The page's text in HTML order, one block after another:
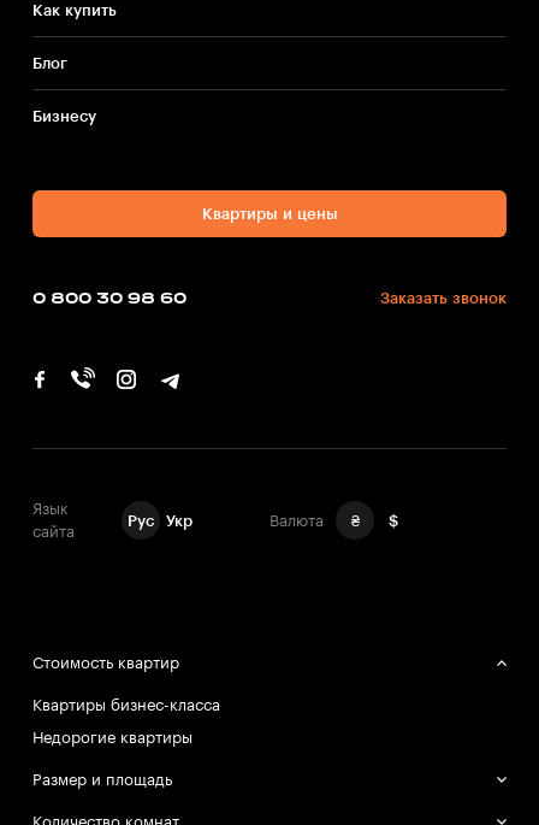
Как купить
Блог
Бизнесу
Квартиры и цены
0 800 30 98 60 Заказать звонок
Язык
сайта
Рус Укр Валюта ₴ $
Стоимость квартир
Квартиры бизнес-класса
Недорогие квартиры
Размер и площадь